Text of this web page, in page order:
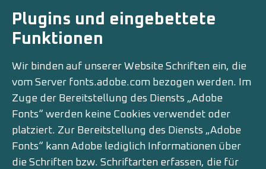
Plugins und eingebettete
Funktionen
Wir binden auf unserer Website Schriften ein, die
vom Server fonts.adobe.com bezogen werden. Im
Zuge der Bereitstellung des Diensts „Adobe
Fonts“ werden keine Cookies verwendet oder
platziert. Zur Bereitstellung des Diensts „Adobe
Fonts“ kann Adobe lediglich Informationen über
die Schriften bzw. Schriftarten erfassen, die für